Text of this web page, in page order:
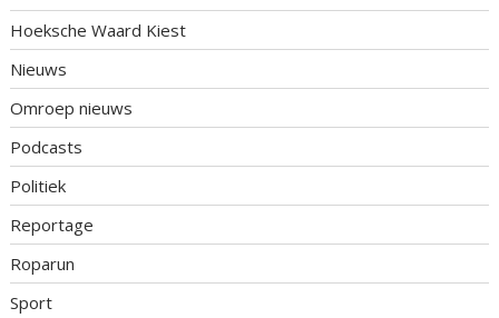
Hoeksche Waard Kiest
Nieuws
Omroep nieuws
Podcasts
Politiek
Reportage
Roparun
Sport